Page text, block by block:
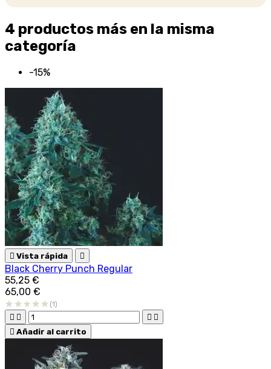
4 productos más en la misma
categoría
-15%
 Vista rápida 
Black Cherry Punch Regular
55,25 €
65,00 €
(1)
   
 Añadir al carrito